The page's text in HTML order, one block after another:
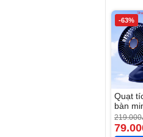
-63%
Quạt
bàn
219.000